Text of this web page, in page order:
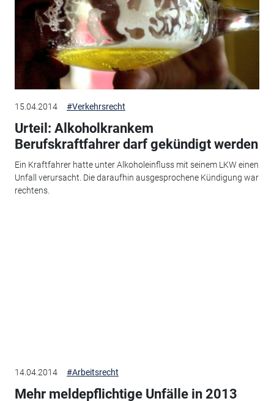
15.04.2014 #Verkehrsrecht
Urteil: Alkoholkrankem
Berufskraftfahrer darf gekündigt werden
Ein Kraftfahrer hatte unter Alkoholeinfluss mit seinem LKW einen
Unfall verursacht. Die daraufhin ausgesprochene Kündigung war
rechtens.
14.04.2014 #Arbeitsrecht
Mehr meldepflichtige Unfälle in 2013